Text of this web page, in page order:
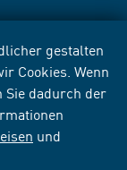
gestalten
Cookies. Wenn
Sie dadurch der
und